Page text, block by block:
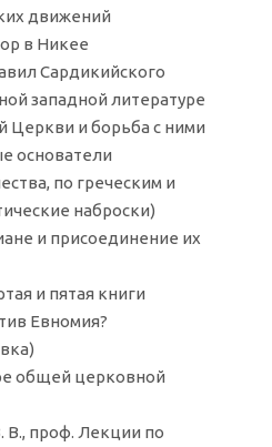
движений
в Никее
Сардикийского
западной литературе
Церкви и борьба с ними
основатели
по греческим и
наброски)
и присоединение их
и пятая книги
Евномия?
общей церковной
В., проф. Лекции по